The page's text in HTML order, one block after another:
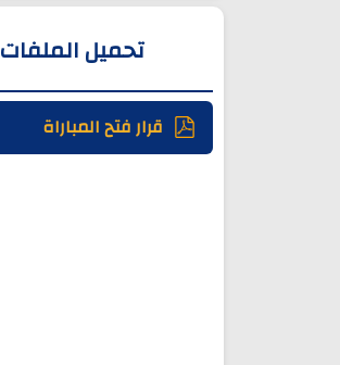
تحميل الملفات
قرار فتح المباراة